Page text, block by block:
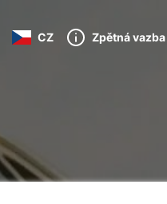
CZ Zpětná vazba